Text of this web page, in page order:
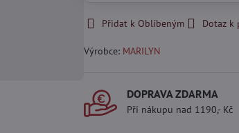
Přidat k Oblíbeným Dotaz k
Výrobce: MARILYN
DOPRAVA ZDARMA
Při nákupu nad 1190,- Kč